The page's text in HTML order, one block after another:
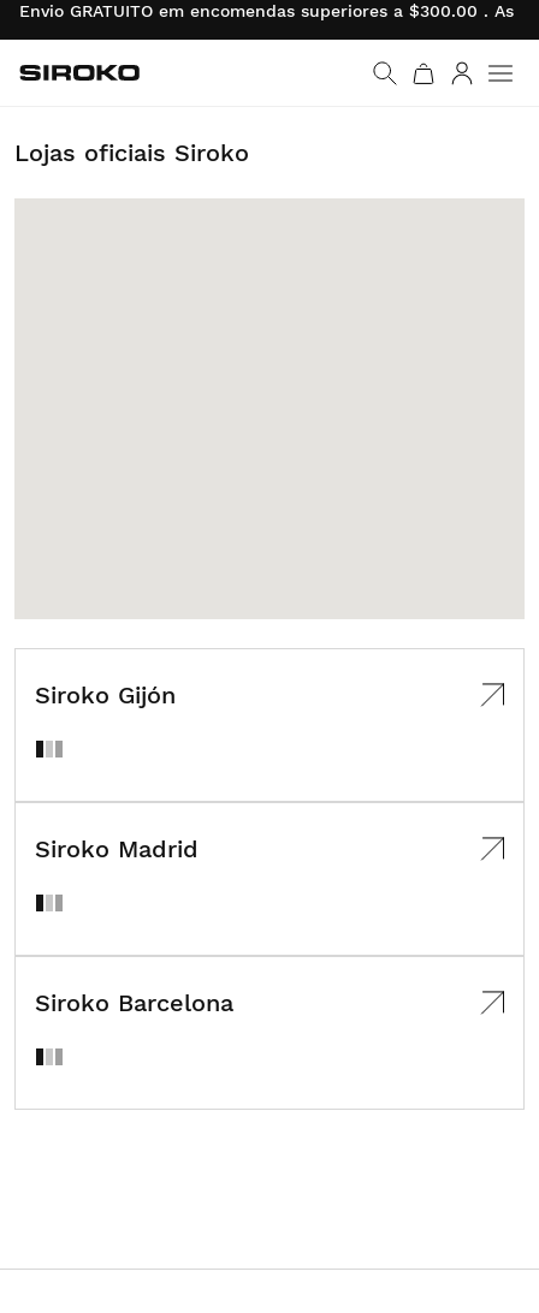
Envio GRATUITO em encomendas superiores a $300.00 . As
Siroko.com
Lojas oficiais Siroko
Siroko Gijón
Siroko Madrid
Siroko Barcelona